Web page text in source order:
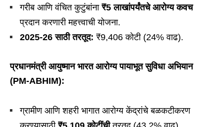
गरीब आणि वंचित कुटुंबांना ₹5लाखांपर्यंतचे आरोग्य कवच
प्रदान करणारी महत्त्वाची योजना.
2025-26साठी तरतूद: ₹9,406 कोटी (24% वाढ).
प्रधानमंत्री आयुष्मान भारत आरोग्य पायाभूत सुविधा अभियान
(PM-ABHIM):
ग्रामीण आणि शहरी भागात आरोग्य केंद्रांचे बळकटीकरण